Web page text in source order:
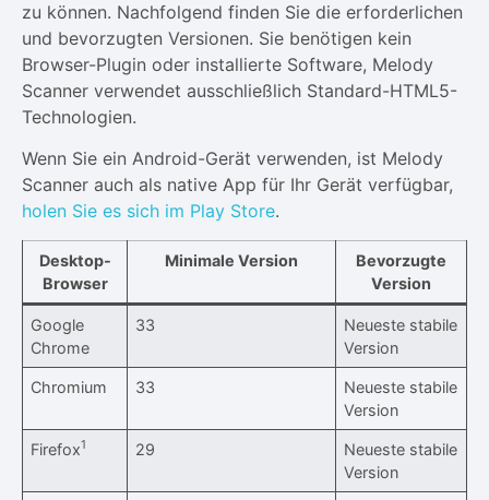
zu können. Nachfolgend finden Sie die erforderlichen
und bevorzugten Versionen. Sie benötigen kein
Browser-Plugin oder installierte Software, Melody
Scanner verwendet ausschließlich Standard-HTML5-
Technologien.
Wenn Sie ein Android-Gerät verwenden, ist Melody
Scanner auch als native App für Ihr Gerät verfügbar,
holen Sie es sich im Play Store.
Desktop-
Browser
Minimale Version
Bevorzugte
Version
Google
Chrome
33
Neueste stabile
Version
Chromium 33
Neueste stabile
Version
Firefox1 29
Neueste stabile
Version